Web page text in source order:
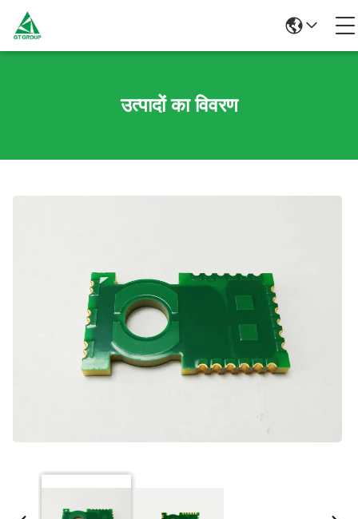
उत्पादों का विवरण